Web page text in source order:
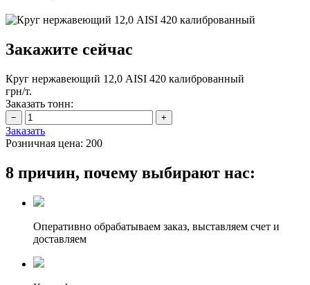
Закажите сейчас
Круг нержавеющий 12,0 AISI 420 калиброванный
грн/т.
Заказать тонн:
Заказать
Розничная цена: 200
8 причин, почему выбирают нас:
Оперативно обрабатываем заказ, выставляем счет и
доставляем